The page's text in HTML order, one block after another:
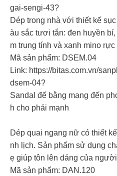
gai-sengi-43?
Dép trong nhà với thiết kế
àu sắc tươi tắn: đen huyền
m trung tính và xanh mino rực
Mã sản phẩm: DSEM.04
Link: https://bitas.com.vn/
dsem-04?
Sandal đế bằng mang đến
h cho phái mạnh
Dép quai ngang nữ có thiết
nh lịch. Sản phẩm sử dụng
ẹ giúp tôn lên dáng của
Mã sản phẩm: DAN.120